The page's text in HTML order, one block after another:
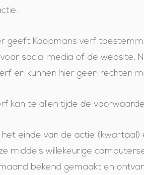
geeft Koopmans verf
social media of de website.
en kunnen hier geen rechten
kan te allen tijde de
einde van de actie (kwartaal)
middels willekeurige
bekend gemaakt en